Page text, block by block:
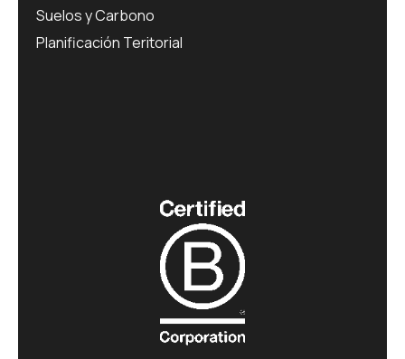
Suelos y Carbono
Planificación Teritorial